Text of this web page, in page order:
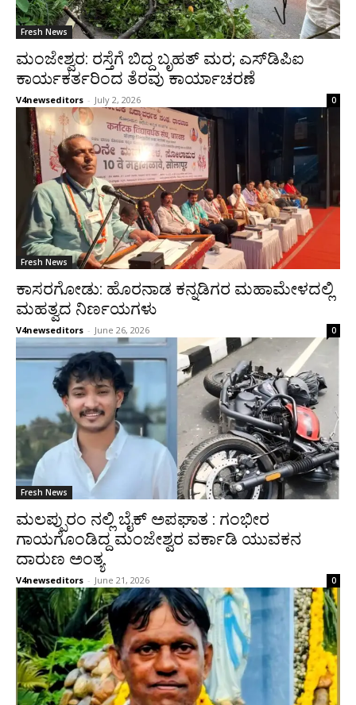
Fresh News
​ಮಂಜೇಶ್ವರ: ರಸ್ತೆಗೆ ಬಿದ್ದ ಬೃಹತ್ ಮರ; ಎಸ್‌ಡಿಪಿಐ
ಕಾರ್ಯಕರ್ತರಿಂದ ತೆರವು ಕಾರ್ಯಾಚರಣೆ
V4newseditors - July 2, 2026 0
Fresh News
ಕಾಸರಗೋಡು: ಹೊರನಾಡ ಕನ್ನಡಿಗರ ಮಹಾಮೇಳದಲ್ಲಿ
ಮಹತ್ವದ ನಿರ್ಣಯಗಳು
V4newseditors - June 26, 2026 0
Fresh News
ಮಲಪ್ಪುರಂ ನಲ್ಲಿ ಬೈಕ್ ಅಪಘಾತ : ಗಂಭೀರ
ಗಾಯಗೊಂಡಿದ್ದ ಮಂಜೇಶ್ವರ ವರ್ಕಾಡಿ ಯುವಕನ
ದಾರುಣ ಅಂತ್ಯ
V4newseditors - June 21, 2026 0